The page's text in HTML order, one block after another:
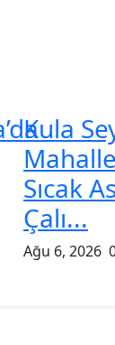
Kula
Sıcak
Çalı...
Ağu 6, 2026